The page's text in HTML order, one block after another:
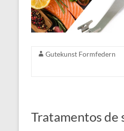
Gutekunst Formfedern
Tratamentos